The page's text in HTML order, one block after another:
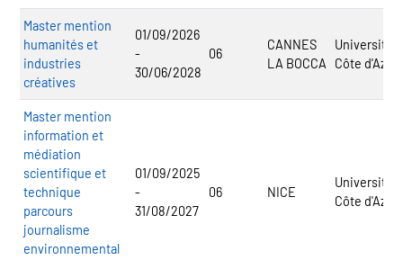
Master mention
humanités et
industries
créatives
01/09/2026
-
30/06/2028
06
CANNES
LA BOCCA
Université
Côte d'Azur
Master mention
information et
médiation
scientifique et
technique
parcours
journalisme
environnemental
01/09/2025
-
31/08/2027
06 NICE
Université
Côte d'Azur